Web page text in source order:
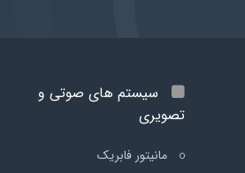
سیستم های صوتی و
تصویری
مانیتور فابریک